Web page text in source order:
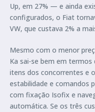
Up, em 27% — e ainda
configurados, o Fiat
VW, que custava 2% a
Mesmo com o menor
Ka sai-se bem em
itens dos concorrentes e
estabilidade e comandos
com fixação Isofix e
automática. Se os três